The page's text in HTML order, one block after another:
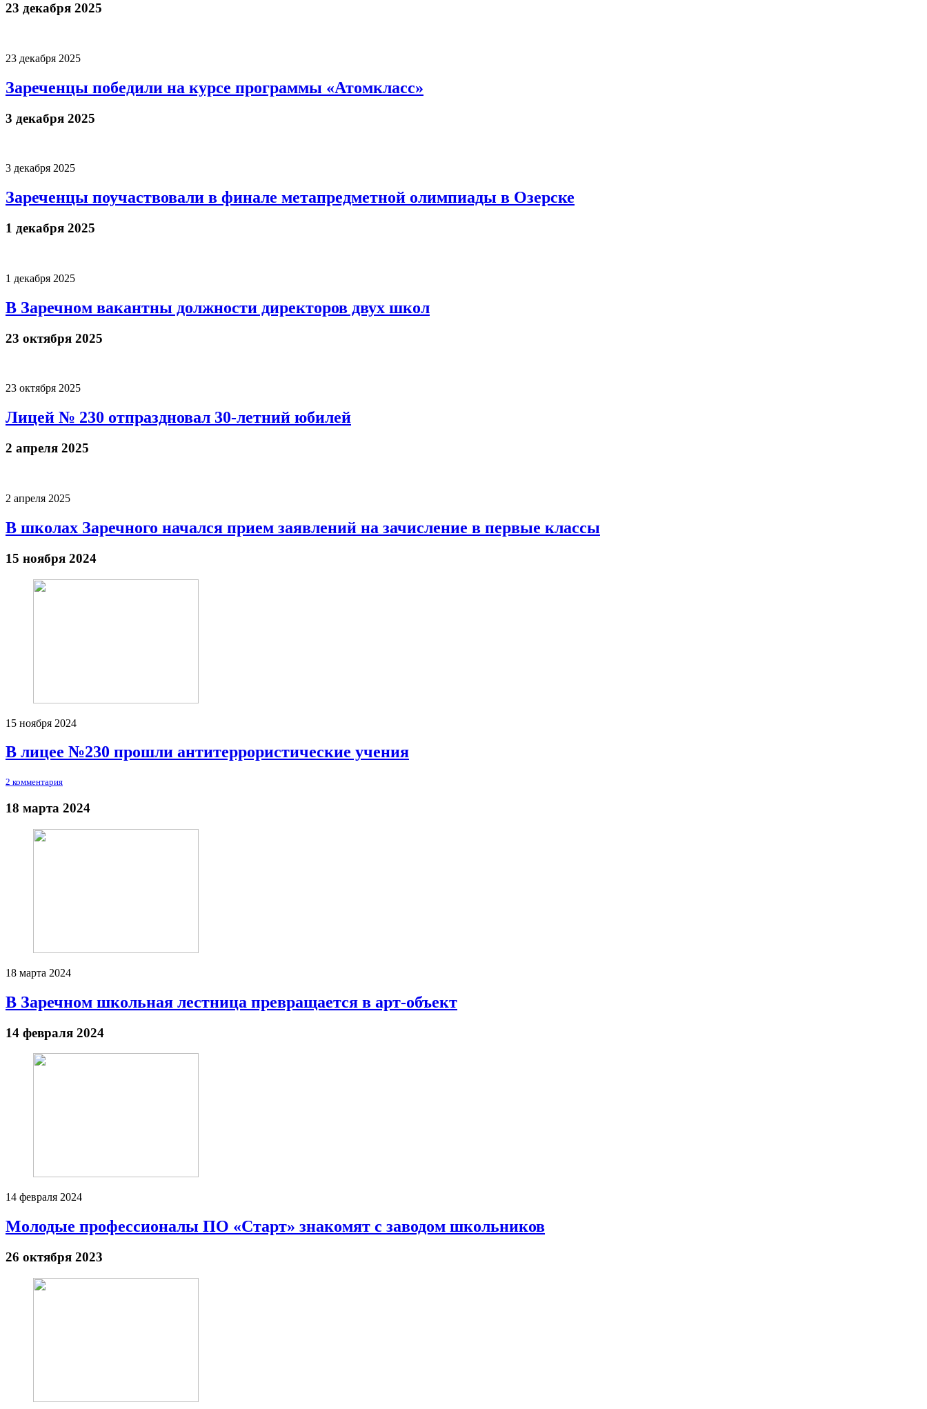
23 декабря 2025
23 декабря 2025
Зареченцы победили на курсе программы «Атомкласс»
3 декабря 2025
3 декабря 2025
Зареченцы поучаствовали в финале метапредметной олимпиады в Озерске
1 декабря 2025
1 декабря 2025
В Заречном вакантны должности директоров двух школ
23 октября 2025
23 октября 2025
Лицей № 230 отпраздновал 30-летний юбилей
2 апреля 2025
2 апреля 2025
В школах Заречного начался прием заявлений на зачисление в первые классы
15 ноября 2024
15 ноября 2024
В лицее №230 прошли антитеррористические учения
2 комментария
18 марта 2024
18 марта 2024
В Заречном школьная лестница превращается в арт-объект
14 февраля 2024
14 февраля 2024
Молодые профессионалы ПО «Старт» знакомят с заводом школьников
26 октября 2023